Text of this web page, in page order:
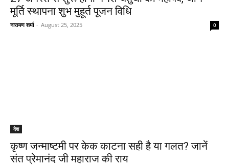
मूर्ति स्थापना शुभ मुहूर्त पूजन विधि
नारायण शर्मा - August 25, 2025 0
देश
कृष्ण जन्माष्टमी पर केक काटना सही है या गलत? जानें
संत प्रेमानंद जी महाराज की राय